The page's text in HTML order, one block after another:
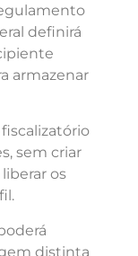
definirá
armazenar
sem criar
os
distinta